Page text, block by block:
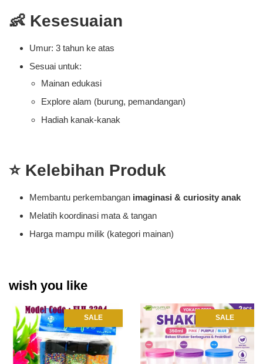
👶 Kesesuaian
Umur: 3 tahun ke atas
Sesuai untuk:
Mainan edukasi
Explore alam (burung, pemandangan)
Hadiah kanak-kanak
⭐ Kelebihan Produk
Membantu perkembangan imaginasi & curiosity anak
Melatih koordinasi mata & tangan
Harga mampu milik (kategori mainan)
wish you like
SALE SALE